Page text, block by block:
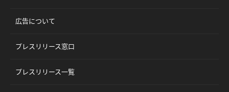
広告について
プレスリリース窓口
プレスリリース一覧